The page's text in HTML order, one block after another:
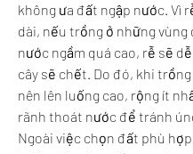
không ưa đất ngập nước. Vì
dài, nếu trồng ở những vùng
nước ngầm quá cao, rễ sẽ
cây sẽ chết. Do đó, khi
nên lên luống cao, rộng ít
rãnh thoát nước để tránh
Ngoài việc chọn đất phù